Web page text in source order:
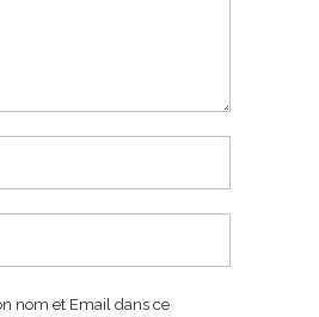
nom et Email dans ce